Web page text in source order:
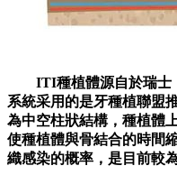
ITI種植體源自於瑞士
系統采用的是牙種植聯盟
為中空柱狀結構，種植體
使種植體與骨結合的時間
織感染的概率，是目前較